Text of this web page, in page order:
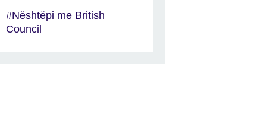
#Nështëpi me British
Council